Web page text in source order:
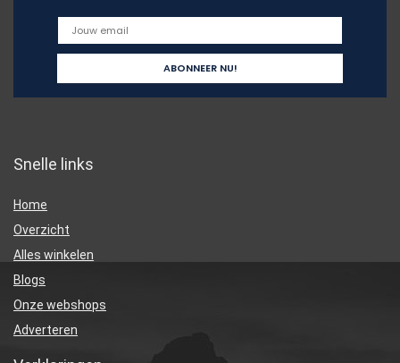
Snelle links
Home
Overzicht
Alles winkelen
Blogs
Onze webshops
Adverteren